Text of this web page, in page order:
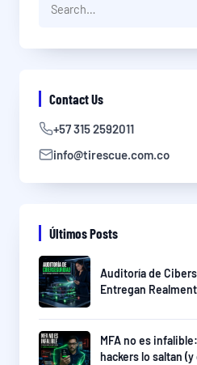
Contact Us
+57 315 2592011
info@tirescue.com.co
Últimos Posts
Auditoría de
Entregan
MFA no es
hackers lo saltan